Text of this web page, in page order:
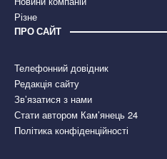
Різне
ПРО САЙТ
Телефонний довідник
Редакція сайту
Зв’язатися з нами
Стати автором Кам’янець 24
Політика конфіденційності